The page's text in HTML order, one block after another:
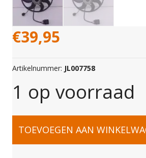
€39,95
Artikelnummer: JL007758
1 op voorraad
SEAT
TOEVOEGEN AAN